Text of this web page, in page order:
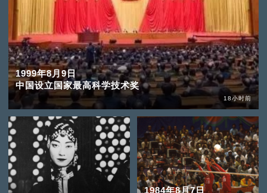
1999年8月9日
中国设立国家最高科学技术奖
18小时前
1984年8月7日